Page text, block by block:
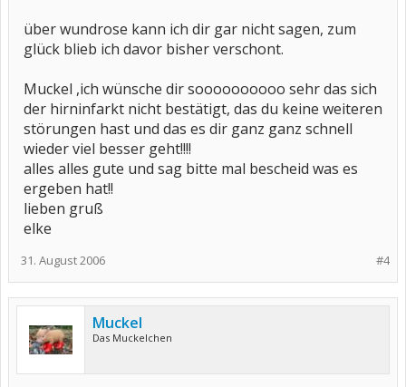
über wundrose kann ich dir gar nicht sagen, zum
glück blieb ich davor bisher verschont.
Muckel ,ich wünsche dir soooooooooo sehr das sich
der hirninfarkt nicht bestätigt, das du keine weiteren
störungen hast und das es dir ganz ganz schnell
wieder viel besser geht!!!!
alles alles gute und sag bitte mal bescheid was es
ergeben hat!!
lieben gruß
elke
#4
31. August 2006
Muckel
Das Muckelchen